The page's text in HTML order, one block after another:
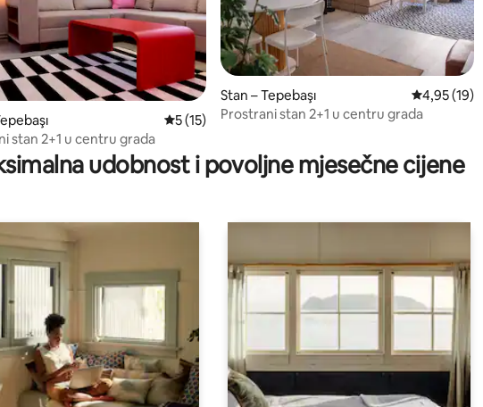
5, recenzija: 24
Prosječna ocjena: 5/5, recenzija: 15
5 (15)
stan 2+1 u centru grada
Stan – Tepebaşı Prosječna
4,95 (19)
Prostrani stan 2+1 u centru grada
udobnost i povoljne mjesečne cijene